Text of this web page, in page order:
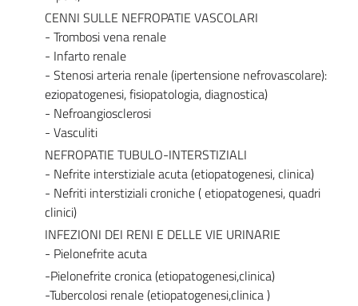
CENNI SULLE NEFROPATIE VASCOLARI
- Trombosi vena renale
- Infarto renale
- Stenosi arteria renale (ipertensione nefrovascolare):
eziopatogenesi, fisiopatologia, diagnostica)
- Nefroangiosclerosi
- Vasculiti
NEFROPATIE TUBULO-INTERSTIZIALI
- Nefrite interstiziale acuta (etiopatogenesi, clinica)
- Nefriti interstiziali croniche ( etiopatogenesi, quadri
clinici)
INFEZIONI DEI RENI E DELLE VIE URINARIE
- Pielonefrite acuta
-Pielonefrite cronica (etiopatogenesi,clinica)
-Tubercolosi renale (etiopatogenesi,clinica )